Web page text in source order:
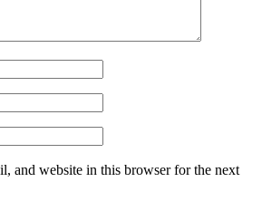
and website in this browser for the next